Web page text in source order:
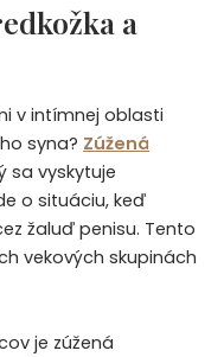
a
v intímnej oblasti
syna? Zúžená
sa vyskytuje
o situáciu, keď
žaluď penisu. Tento
vekových skupinách
je zúžená